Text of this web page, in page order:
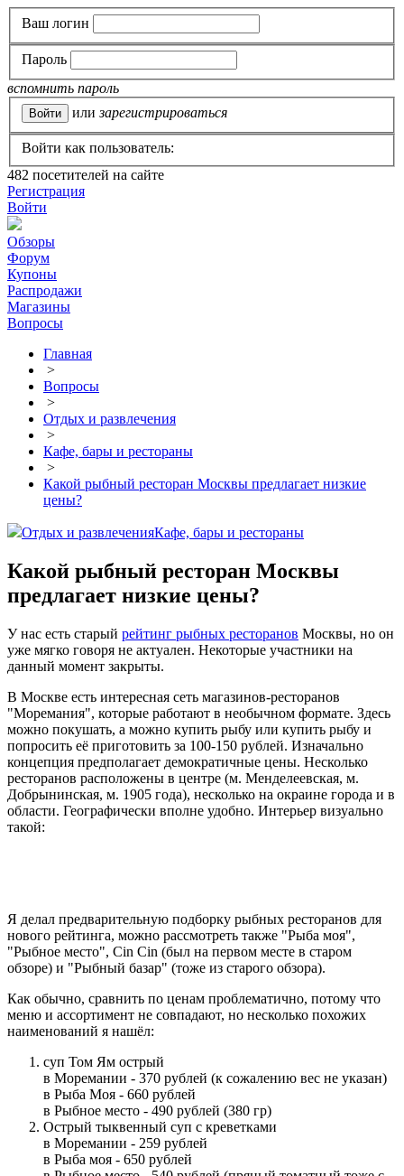
Ваш логин
Пароль
вспомнить пароль
или зарегистрироваться
Войти как пользователь:
482 посетителей на сайте
Регистрация
Войти
Обзоры
Форум
Купоны
Распродажи
Магазины
Вопросы
Главная
>
Вопросы
>
Отдых и развлечения
>
Кафе, бары и рестораны
>
Какой рыбный ресторан Москвы предлагает низкие
цены?
Отдых и развлеченияКафе, бары и рестораны
Какой рыбный ресторан Москвы
предлагает низкие цены?
У нас есть старый рейтинг рыбных ресторанов Москвы, но он
уже мягко говоря не актуален. Некоторые участники на
данный момент закрыты.
В Москве есть интересная сеть магазинов-ресторанов
"Моремания", которые работают в необычном формате. Здесь
можно покушать, а можно купить рыбу или купить рыбу и
попросить её приготовить за 100-150 рублей. Изначально
концепция предполагает демократичные цены. Несколько
ресторанов расположены в центре (м. Менделеевская, м.
Добрынинская, м. 1905 года), несколько на окраине города и в
области. Географически вполне удобно. Интерьер визуально
такой:
Я делал предварительную подборку рыбных ресторанов для
нового рейтинга, можно рассмотреть также "Рыба моя",
"Рыбное место", Cin Cin (был на первом месте в старом
обзоре) и "Рыбный базар" (тоже из старого обзора).
Как обычно, сравнить по ценам проблематично, потому что
меню и ассортимент не совпадают, но несколько похожих
наименований я нашёл:
суп Том Ям острый
в Моремании - 370 рублей (к сожалению вес не указан)
в Рыба Моя - 660 рублей
в Рыбное место - 490 рублей (380 гр)
Острый тыквенный суп с креветками
в Моремании - 259 рублей
в Рыба моя - 650 рублей